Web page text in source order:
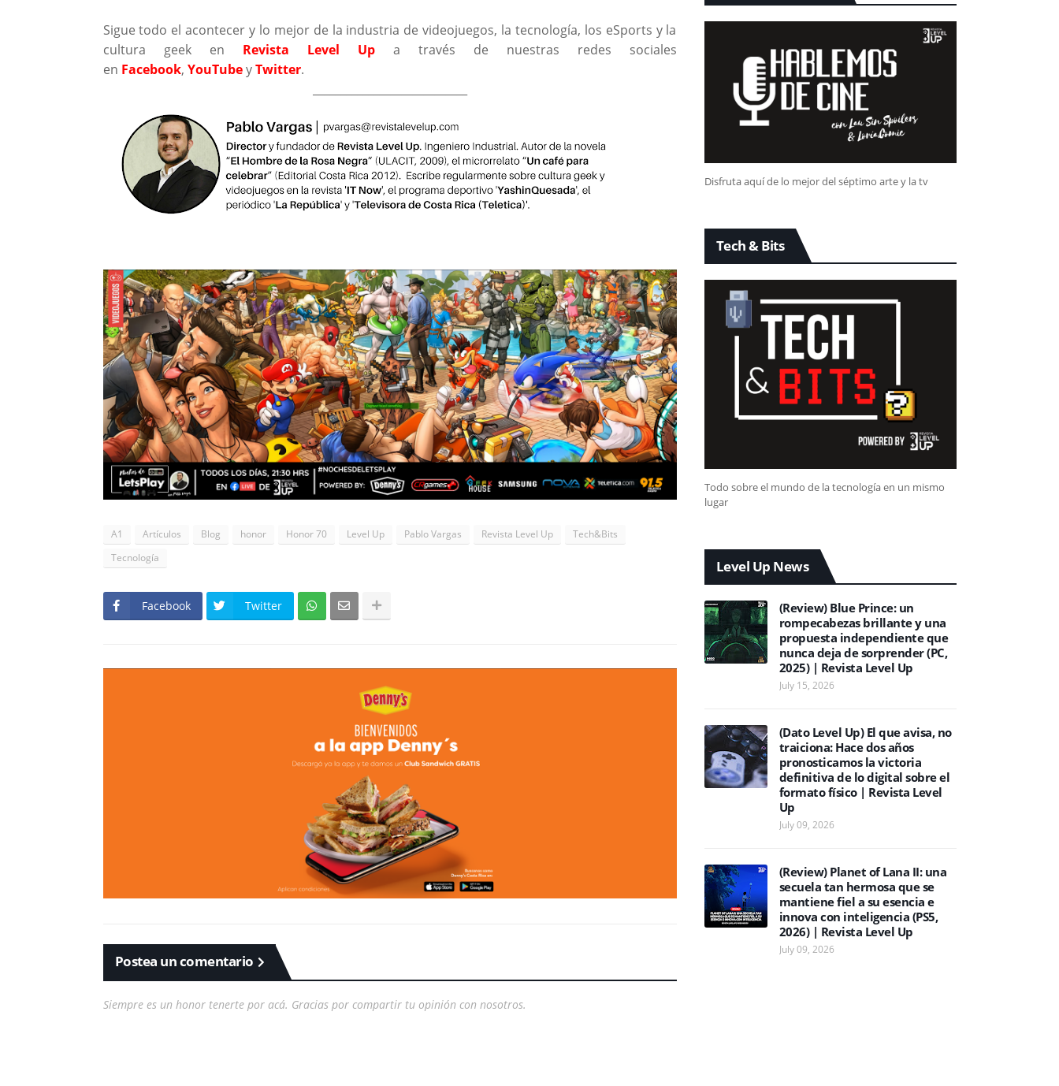
Sigue todo el acontecer y lo mejor de la industria de videojuegos, la tecnología, los eSports y la
cultura geek en Revista Level Upa través de nuestras redes sociales
en Facebook, YouTubeyTwitter.
A1 Artículos Blog honor Honor 70 Level Up Pablo Vargas Revista Level Up
Tech&Bits
Tecnología
Facebook Twitter
Postea un comentario
Siempre es un honor tenerte por acá. Gracias por compartir tu opinión con nosotros.
Disfruta aquí de lo mejor del séptimo arte y la tv
Tech & Bits
Todo sobre el mundo de la tecnología en un mismo
lugar
Level Up News
(Review) Blue Prince: un
rompecabezas brillante y una
propuesta independiente que
nunca deja de sorprender (PC,
2025) | Revista Level Up
July 15, 2026
(Dato Level Up) El que avisa, no
traiciona: Hace dos años
pronosticamos la victoria
definitiva de lo digital sobre el
formato físico | Revista Level
Up
July 09, 2026
(Review) Planet of Lana II: una
secuela tan hermosa que se
mantiene fiel a su esencia e
innova con inteligencia (PS5,
2026) | Revista Level Up
July 09, 2026